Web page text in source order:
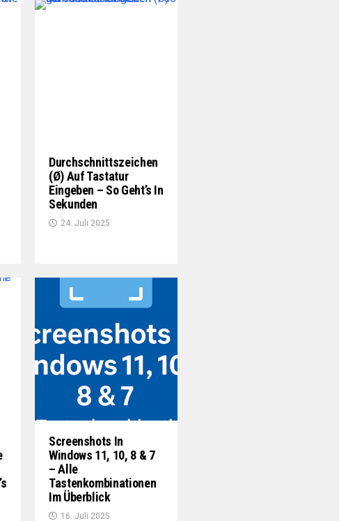
Durchschnittszeichen
(Ø) Auf Tastatur
Eingeben – So Geht’s In
Sekunden
24. Juli 2025
Screenshots In
Windows 11, 10, 8 & 7
– Alle
Tastenkombinationen
Im Überblick
16. Juli 2025